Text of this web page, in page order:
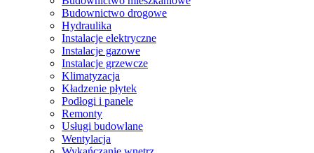
Budownictwo drogowe
Hydraulika
Instalacje elektryczne
Instalacje gazowe
Instalacje grzewcze
Klimatyzacja
Kładzenie płytek
Podłogi i panele
Remonty
Usługi budowlane
Wentylacja